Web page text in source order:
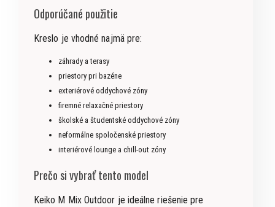
Odporúčané použitie
Kreslo je vhodné najmä pre:
záhrady a terasy
priestory pri bazéne
exteriérové oddychové zóny
firemné relaxačné priestory
školské a študentské oddychové zóny
neformálne spoločenské priestory
interiérové lounge a chill-out zóny
Prečo si vybrať tento model
Keiko M Mix Outdoor je ideálne riešenie pre